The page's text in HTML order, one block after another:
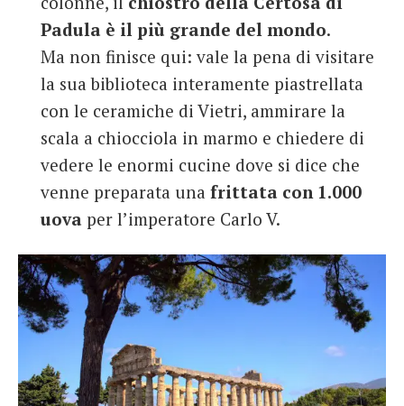
Padula è il più grande del mondo.
Ma non finisce qui: vale la pena di visitare
la sua biblioteca interamente piastrellata
con le ceramiche di Vietri, ammirare la
scala a chiocciola in marmo e chiedere di
vedere le enormi cucine dove si dice che
venne preparata una frittata con 1.000
uova per l’imperatore Carlo V.